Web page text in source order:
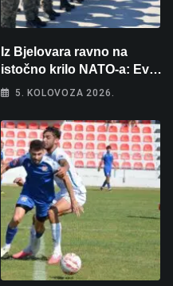
Iz Bjelovara ravno na
istočno krilo NATO-a: Evo
kamo odlazi 82 hrvatska
5. KOLOVOZA 2026.